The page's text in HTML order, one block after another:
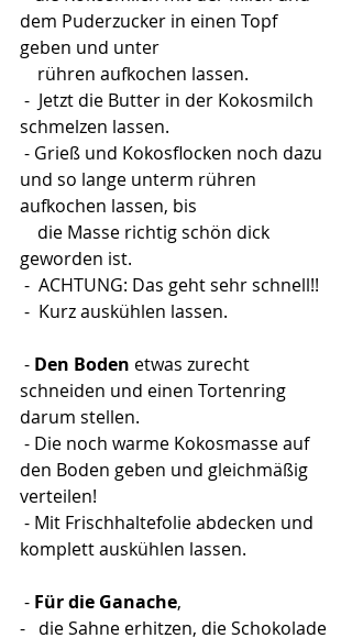
dem Puderzucker in einen Topf
geben und unter
    rühren aufkochen lassen.
schmelzen lassen.
und so lange unterm rühren
aufkochen lassen, bis
geworden ist.
-  ACHTUNG: Das geht sehr schnell!!
-  Kurz auskühlen lassen.
- Den Boden etwas zurecht
schneiden und einen Tortenring
darum stellen.
den Boden geben und gleichmäßig
verteilen!
komplett auskühlen lassen.
- Für die Ganache,
-   die Sahne erhitzen, die Schokolade